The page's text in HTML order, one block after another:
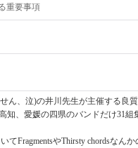
重要事項
ん、泣)の井川先生が主催する良
知、愛媛の四県のバンドだけ31組
FragmentsやThirsty chordsなんか